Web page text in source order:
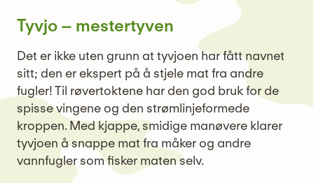
Tyvjo – mestertyven
Det er ikke uten grunn at tyvjoen har fått navnet
sitt; den er ekspert på å stjele mat fra andre
fugler! Til røvertoktene har den god bruk for de
spisse vingene og den strømlinjeformede
kroppen. Med kjappe, smidige manøvere klarer
tyvjoen å snappe mat fra måker og andre
vannfugler som fisker maten selv.